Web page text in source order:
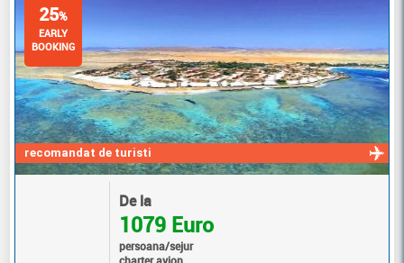
recomandat de turisti
25%
EARLY
BOOKING
De la
1079 Euro
persoana/sejur
charter avion